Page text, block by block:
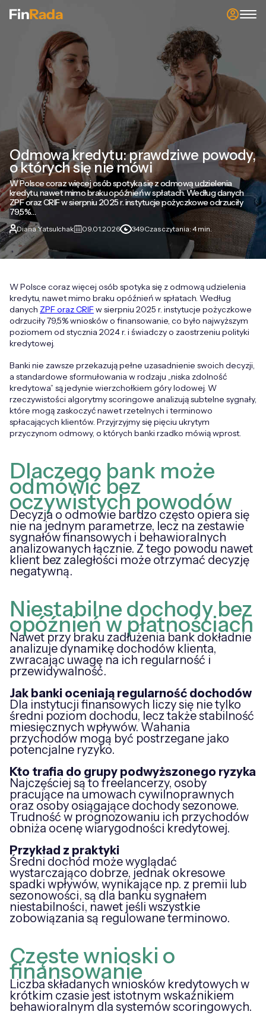
Odmowa kredytu: prawdziwe powody,
o których się nie mówi
W Polsce coraz więcej osób spotyka się z odmową udzielenia
kredytu, nawet mimo braku opóźnień w spłatach. Według danych
ZPF oraz CRIF w sierpniu 2025 r. instytucje pożyczkowe odrzuciły
79,5%…
Diana Yatsulchak 09.01.2026 349Czas czytania: 4 min.
W Polsce coraz więcej osób spotyka się z odmową udzielenia
kredytu, nawet mimo braku opóźnień w spłatach. Według
danych ZPF oraz CRIFw sierpniu 2025 r. instytucje pożyczkowe
odrzuciły 79,5% wniosków o finansowanie, co było najwyższym
poziomem od stycznia 2024 r. i świadczy o zaostrzeniu polityki
kredytowej.
Banki nie zawsze przekazują pełne uzasadnienie swoich decyzji,
a standardowe sformułowania w rodzaju „niska zdolność
kredytowa” są jedynie wierzchołkiem góry lodowej. W
rzeczywistości algorytmy scoringowe analizują subtelne sygnały,
które mogą zaskoczyć nawet rzetelnych i terminowo
spłacających klientów. Przyjrzyjmy się pięciu ukrytym
przyczynom odmowy, o których banki rzadko mówią wprost.
Dlaczego bank może
odmówić bez
oczywistych powodów
Decyzja o odmowie bardzo często opiera się
nie na jednym parametrze, lecz na zestawie
sygnałów finansowych i behawioralnych
analizowanych łącznie. Z tego powodu nawet
klient bez zaległości może otrzymać decyzję
negatywną.
Niestabilne dochody bez
opóźnień w płatnościach
Nawet przy braku zadłużenia bank dokładnie
analizuje dynamikę dochodów klienta,
zwracając uwagę na ich regularność i
przewidywalność.
Jak banki oceniają regularność dochodów
Dla instytucji finansowych liczy się nie tylko
średni poziom dochodu, lecz także stabilność
miesięcznych wpływów. Wahania
przychodów mogą być postrzegane jako
potencjalne ryzyko.
Kto trafia do grupy podwyższonego ryzyka
Najczęściej są to freelancerzy, osoby
pracujące na umowach cywilnoprawnych
oraz osoby osiągające dochody sezonowe.
Trudność w prognozowaniu ich przychodów
obniża ocenę wiarygodności kredytowej.
Przykład z praktyki
Średni dochód może wyglądać
wystarczająco dobrze, jednak okresowe
spadki wpływów, wynikające np. z premii lub
sezonowości, są dla banku sygnałem
niestabilności, nawet jeśli wszystkie
zobowiązania są regulowane terminowo.
Częste wnioski o
finansowanie
Liczba składanych wniosków kredytowych w
krótkim czasie jest istotnym wskaźnikiem
behawioralnym dla systemów scoringowych.